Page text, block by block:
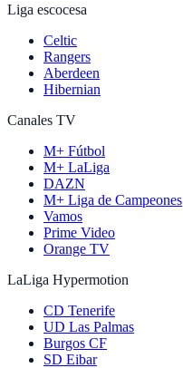
Liga escocesa
Celtic
Rangers
Aberdeen
Hibernian
Canales TV
M+ Fútbol
M+ LaLiga
DAZN
M+ Liga de Campeones
Vamos
Prime Video
Orange TV
LaLiga Hypermotion
CD Tenerife
UD Las Palmas
Burgos CF
SD Eibar